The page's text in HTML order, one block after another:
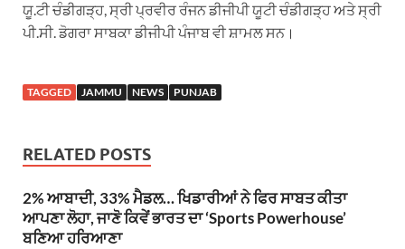
ਯੂ.ਟੀ ਚੰਡੀਗੜ੍ਹ, ਸ੍ਰੀ ਪ੍ਰਵੀਰ ਰੰਜਨ ਡੀਜੀਪੀ ਯੂਟੀ ਚੰਡੀਗੜ੍ਹ ਅਤੇ ਸ੍ਰੀ
ਪੀ.ਸੀ. ਡੋਗਰਾ ਸਾਬਕਾ ਡੀਜੀਪੀ ਪੰਜਾਬ ਵੀ ਸ਼ਾਮਲ ਸਨ।
TAGGED JAMMU NEWS PUNJAB
RELATED POSTS
2% ਆਬਾਦੀ, 33% ਮੈਡਲ… ਖਿਡਾਰੀਆਂ ਨੇ ਫਿਰ ਸਾਬਤ ਕੀਤਾ
ਆਪਣਾ ਲੋਹਾ, ਜਾਣੋ ਕਿਵੇਂ ਭਾਰਤ ਦਾ ‘Sports Powerhouse’
ਬਣਿਆ ਹਰਿਆਣਾ